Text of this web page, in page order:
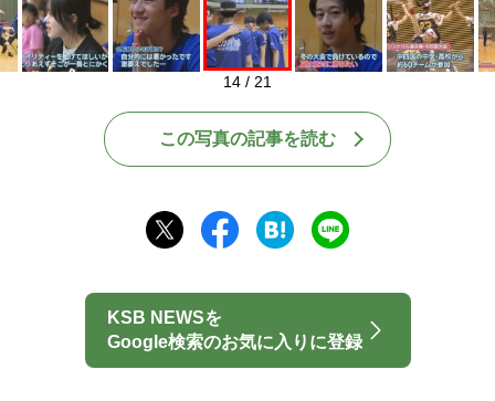
14 / 21
この写真の記事を読む
KSB NEWSを
Google検索のお気に入りに登録